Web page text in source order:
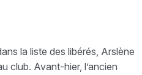
la liste des libérés, Arslène
club. Avant-hier, l’ancien